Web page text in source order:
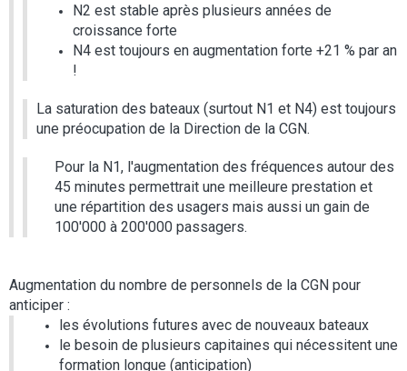
N2 est stable après plusieurs années de
croissance forte
N4 est toujours en augmentation forte +21 % par an
!
La saturation des bateaux (surtout N1 et N4) est toujours
une préocupation de la Direction de la CGN.
Pour la N1, l'augmentation des fréquences autour des
45 minutes permettrait une meilleure prestation et
une répartition des usagers mais aussi un gain de
100'000 à 200'000 passagers.
Augmentation du nombre de personnels de la CGN pour
anticiper :
les évolutions futures avec de nouveaux bateaux
le besoin de plusieurs capitaines qui nécessitent une
formation longue (anticipation)